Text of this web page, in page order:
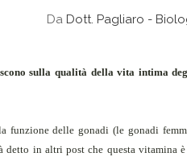
DaDott. Pagliaro -
sulla qualità della vita intima
funzione delle gonadi (le gonadi
in altri post che questa vitamina